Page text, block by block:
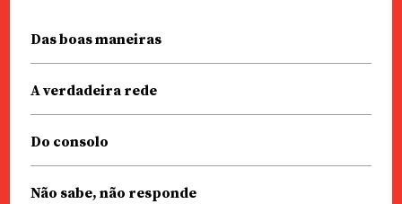
Das boas maneiras
A verdadeira rede
Do consolo
Não sabe, não responde